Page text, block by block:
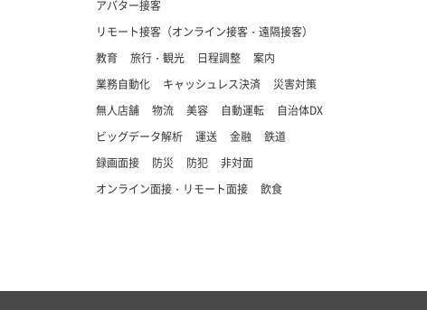
アバター接客
リモート接客（オンライン接客・遠隔接客）
教育
旅行・観光 日程調整
案内
業務自動化
キャッシュレス決済
災害対策
無人店舗
物流 美容 自動運転
自治体DX
ビッグデータ解析
運送 金融
鉄道
録画面接
防災 防犯
非対面
オンライン面接・リモート面接
飲食